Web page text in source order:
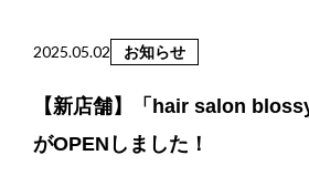
求人Q&A
2025.05.02 お知らせ
【新店舗】「hair salon
がOPENしました！